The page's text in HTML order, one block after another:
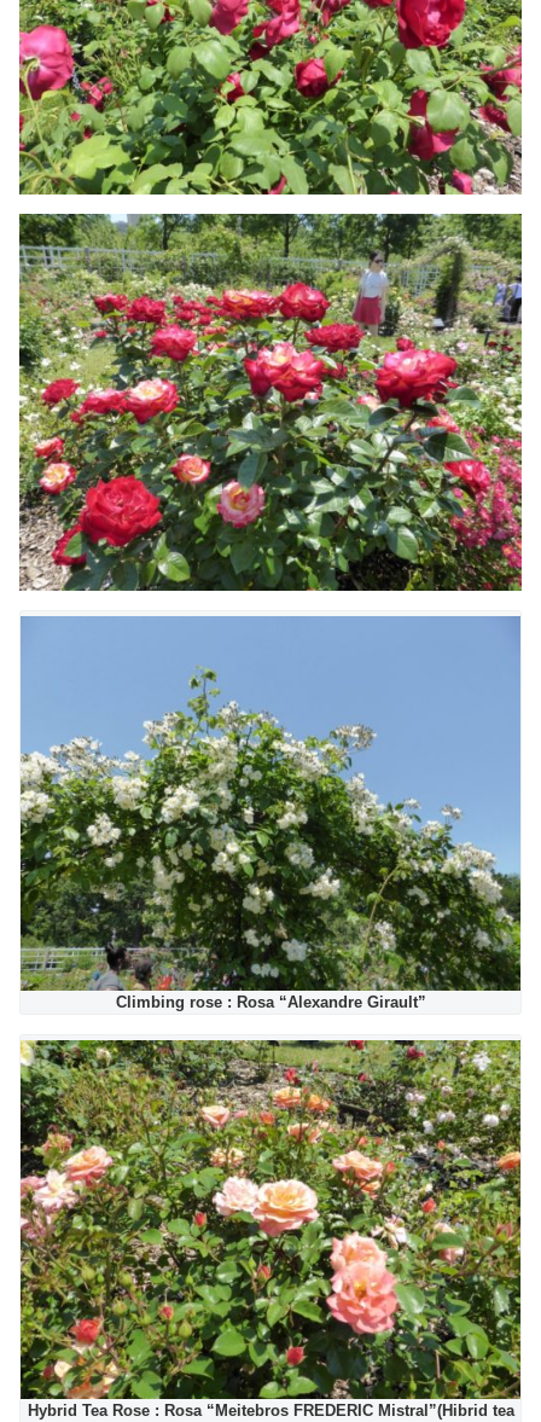
Climbing rose : Rosa “Alexandre Girault”
Hybrid Tea Rose : Rosa “Meitebros FREDERIC Mistral”(Hibrid tea